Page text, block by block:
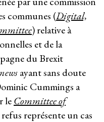
communes (Digital,
) relative à
et de la
du Brexit
ayant sans doute
Cummings a
leCommittee of
refus représente un cas